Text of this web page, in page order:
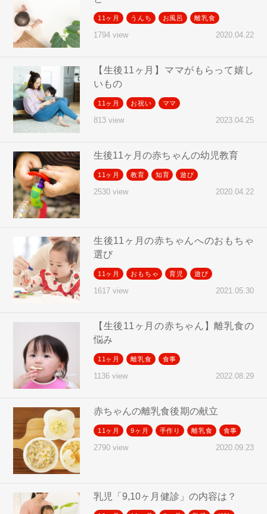
11ヶ月 うんち お風呂 離乳食
1794 view 2020.04.22
【生後11ヶ月】ママがもらって嬉し
いもの
11ヶ月 お祝い ママ
813 view 2023.04.25
生後11ヶ月の赤ちゃんの幼児教育
11ヶ月 教育 知育 遊び
2530 view 2020.04.22
生後11ヶ月の赤ちゃんへのおもちゃ
選び
11ヶ月 おもちゃ 育児 遊び
1617 view 2021.05.30
【生後11ヶ月の赤ちゃん】離乳食の
悩み
11ヶ月 離乳食 食事
1136 view 2022.08.29
赤ちゃんの離乳食後期の献立
11ヶ月 9ヶ月 手作り 離乳食 食事
2790 view 2020.09.23
乳児「9,10ヶ月健診」の内容は？